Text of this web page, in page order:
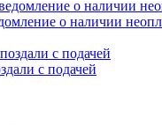
о наличии
с подачей